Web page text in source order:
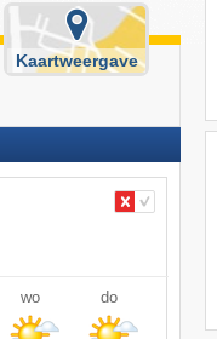
Kaartweergave
wo do